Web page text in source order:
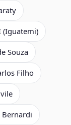
(Iguatemi)
Souza
Filho
Bernardi